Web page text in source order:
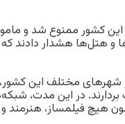
کشور ممنوع شد و
و هتل‌ها هشدار دادند که
در شهرهای مختلف این
در این مدت،
هیچ فیلمساز، هنرمند و